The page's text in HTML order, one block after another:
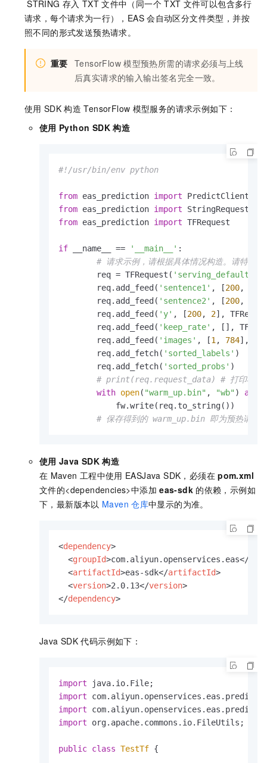
STRING 存入 TXT 文件中（同一个 TXT 文件可以包含多行
请求，每个请求为一行）， EAS 会自动区分文件类型，并按
照不同的形式发送预热请求。
重要 TensorFlow 模型预热所需的请求必须与上线
后真实请求的输入输出签名完全一致。
使用 SDK 构造 TensorFlow 模型服务的请求示例如下：
使用 Python SDK 构造
#!/usr/bin/env python
from eas_prediction import
from eas_prediction import
from eas_prediction import TFRequest
if __name__ == '__main__' :
# 请求示例，请根据具体情况构造。请特别
        req = TFRequest(
'serving_default'
        req.add_feed(
'sentence1' , [200,
        req.add_feed(
'sentence2' , [200,
        req.add_feed(
'y' , [200, 2],
        req.add_feed(
'keep_rate' , [],
        req.add_feed(
'images' , [1, 784],
        req.add_fetch(
'sorted_labels' )
        req.add_fetch(
'sorted_probs' )
# print(req.request_data) # 打印检查
with open( "warm_up.bin" , "wb" ) as
            fw.write(req.to_string())
# 保存得到的 warm_up.bin 即为预热请求
使用 Java SDK 构造
在 Maven 工程中使用 EASJava SDK，必须在 pom.xml
文件的<dependencies>中添加 eas-sdk 的依赖，示例如
下，最新版本以 Maven 仓库中显示的为准。
<dependency>
<groupId>com.aliyun.openservices.eas</
<artifactId>eas-sdk</artifactId>
<version>2.0.13</version>
</dependency>
Java SDK 代码示例如下：
import
import
import
import org.apache.commons.io.FileUtils;
public class TestTf {